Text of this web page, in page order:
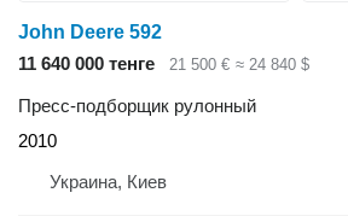
John Deere 592
11 640 000 тенге
21 500 € ≈ 24 840 $
Пресс-подборщик рулонный
2010
Украина, Киев